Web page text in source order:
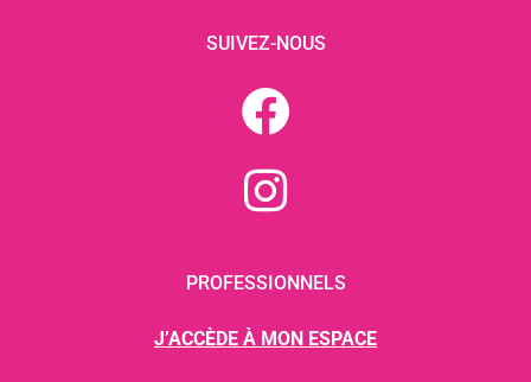
SUIVEZ-NOUS
PROFESSIONNELS
J’ACCÈDE À MON ESPACE